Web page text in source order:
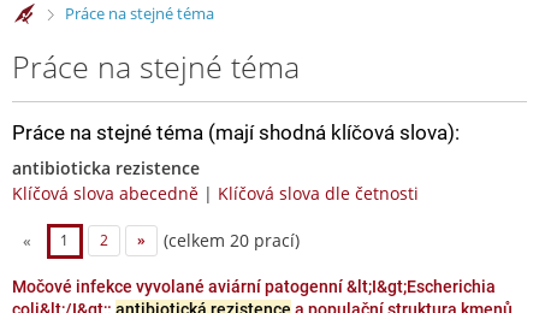
>Práce na stejné téma
Práce na stejné téma
Práce na stejné téma (mají shodná klíčová slova):
antibioticka rezistence
Klíčová slova abecedně | Klíčová slova dle četnosti
« 1 2 » (celkem 20 prací)
Močové infekce vyvolané aviární patogenní &lt;I&gt;Escherichia
coli&lt;/I&gt;: antibiotická rezistence a populační struktura kmenů